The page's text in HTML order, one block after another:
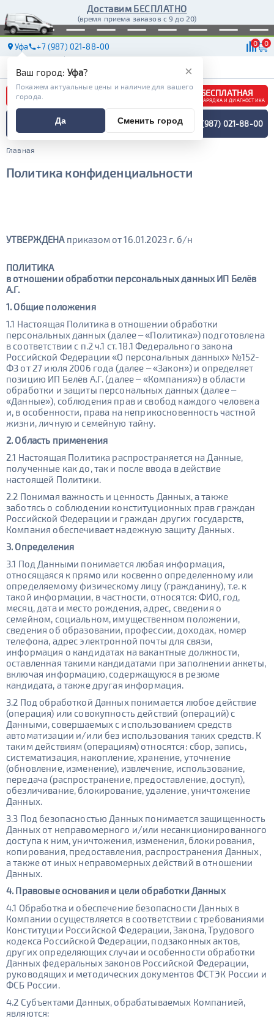
Доставим БЕСПЛАТНО
(время приема заказов с 9 до 20)
Уфа +7 (987) 021-88-00 0 0
АКБ ДОСТАВКА
БЕСПЛАТНАЯ
ЗАРЯДКА И ДИАГНОСТИКА
ПОДБОР АККУМУЛЯТОРА
СПЕЦИАЛИСТОМ +7 (987) 021-88-00
Главная
Политика конфиденциальности
УТВЕРЖДЕНА приказом от 16.01.2023 г. б/н
ПОЛИТИКА
в отношении обработки персональных данных ИП Белёв
А.Г.
1. Общие положения
1.1 Настоящая Политика в отношении обработки
персональных данных (далее – «Политика») подготовлена
в соответствии с п.2 ч.1 ст. 18.1 Федерального закона
Российской Федерации «О персональных данных» №152-
ФЗ от 27 июля 2006 года (далее – «Закон») и определяет
позицию ИП Белёв А.Г. (далее – «Компания») в области
обработки и защиты персональных данных (далее –
«Данные»), соблюдения прав и свобод каждого человека
и, в особенности, права на неприкосновенность частной
жизни, личную и семейную тайну.
2. Область применения
2.1 Настоящая Политика распространяется на Данные,
полученные как до, так и после ввода в действие
настоящей Политики.
2.2 Понимая важность и ценность Данных, а также
заботясь о соблюдении конституционных прав граждан
Российской Федерации и граждан других государств,
Компания обеспечивает надежную защиту Данных.
3. Определения
3.1 Под Данными понимается любая информация,
относящаяся к прямо или косвенно определенному или
определяемому физическому лицу (гражданину), т.е. к
такой информации, в частности, относятся: ФИО, год,
месяц, дата и место рождения, адрес, сведения о
семейном, социальном, имущественном положении,
сведения об образовании, профессии, доходах, номер
телефона, адрес электронной почты для связи,
информация о кандидатах на вакантные должности,
оставленная такими кандидатами при заполнении анкеты,
включая информацию, содержащуюся в резюме
кандидата, а также другая информация.
3.2 Под обработкой Данных понимается любое действие
(операция) или совокупность действий (операций) с
Данными, совершаемых с использованием средств
автоматизации и/или без использования таких средств. К
таким действиям (операциям) относятся: сбор, запись,
систематизация, накопление, хранение, уточнение
(обновление, изменение), извлечение, использование,
передача (распространение, предоставление, доступ),
обезличивание, блокирование, удаление, уничтожение
Данных.
3.3 Под безопасностью Данных понимается защищенность
Данных от неправомерного и/или несанкционированного
доступа к ним, уничтожения, изменения, блокирования,
копирования, предоставления, распространения Данных,
а также от иных неправомерных действий в отношении
Данных.
4. Правовые основания и цели обработки Данных
4.1 Обработка и обеспечение безопасности Данных в
Компании осуществляется в соответствии с требованиями
Конституции Российской Федерации, Закона, Трудового
кодекса Российской Федерации, подзаконных актов,
других определяющих случаи и особенности обработки
Данных федеральных законов Российской Федерации,
руководящих и методических документов ФСТЭК России и
ФСБ России.
4.2 Субъектами Данных, обрабатываемых Компанией,
являются:
×
Ваш город: Уфа?
Покажем актуальные цены и наличие для вашего
города.
Да Сменить город